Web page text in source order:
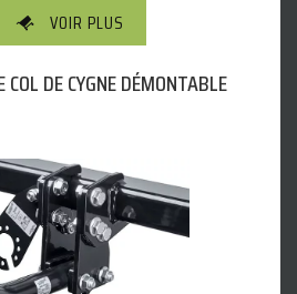
VOIR PLUS
DE CYGNE DÉMONTABLE